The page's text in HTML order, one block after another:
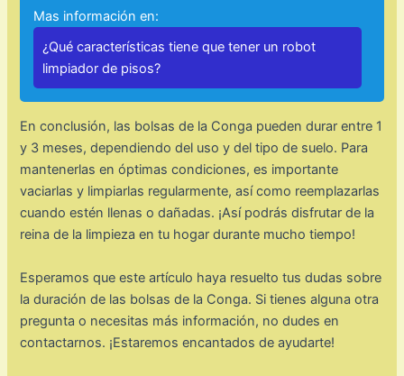
Mas información en:
¿Qué características tiene que tener un robot
limpiador de pisos?
En conclusión, las bolsas de la Conga pueden durar entre 1
y 3 meses, dependiendo del uso y del tipo de suelo. Para
mantenerlas en óptimas condiciones, es importante
vaciarlas y limpiarlas regularmente, así como reemplazarlas
cuando estén llenas o dañadas. ¡Así podrás disfrutar de la
reina de la limpieza en tu hogar durante mucho tiempo!
Esperamos que este artículo haya resuelto tus dudas sobre
la duración de las bolsas de la Conga. Si tienes alguna otra
pregunta o necesitas más información, no dudes en
contactarnos. ¡Estaremos encantados de ayudarte!